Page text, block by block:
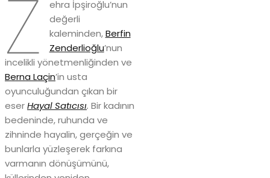
Z
ehra İpşiroğlu’nun
değerli
kaleminden,Berfin
Zenderlioğlu’nun
incelikli yönetmenliğinden ve
Berna Laçin’in usta
oyunculuğundan çıkan bir
eserHayal Satıcısı. Bir kadının
bedeninde, ruhunda ve
zihninde hayalin, gerçeğin ve
bunlarla yüzleşerek farkına
varmanın dönüşümünü,